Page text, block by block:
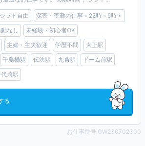
フト自由
深夜・夜勤の仕事＜22時～5時＞
なし
未経験・初心者OK
主婦・主夫歓迎 学歴不問
大正駅
千鳥橋駅 伝法駅 九条駅
ドーム前駅
代崎駅
る
お仕事番号 GW230702300